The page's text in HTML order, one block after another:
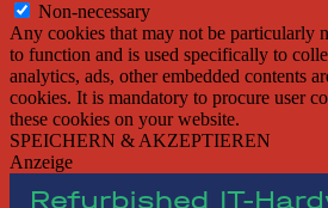
Non-necessary
Any cookies that may not be particularly
to function and is used specifically to
analytics, ads, other embedded contents
cookies. It is mandatory to procure user
these cookies on your website.
SPEICHERN & AKZEPTIEREN
Anzeige